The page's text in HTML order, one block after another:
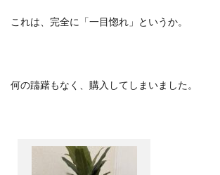
これは、完全に「一目惚れ」というか。
何の躊躇もなく、購入してしまいました。